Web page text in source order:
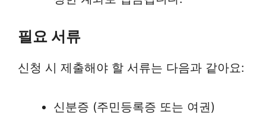
필요 서류
신청 시 제출해야 할 서류는 다음과 같아요:
신분증 (주민등록증 또는 여권)